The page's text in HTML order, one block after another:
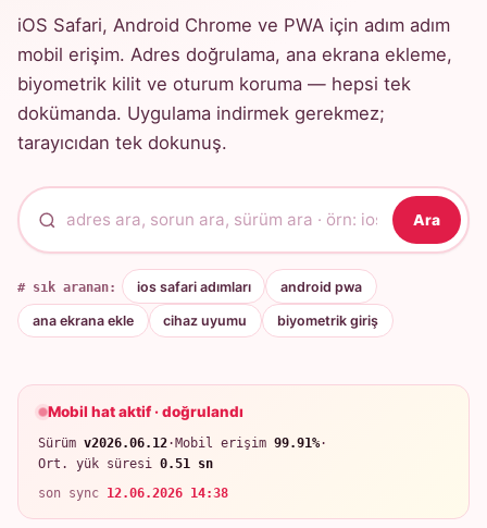
iOS Safari, Android Chrome ve PWA için adım adım
mobil erişim. Adres doğrulama, ana ekrana ekleme,
biyometrik kilit ve oturum koruma — hepsi tek
dokümanda. Uygulama indirmek gerekmez;
tarayıcıdan tek dokunuş.
Ara
# sık aranan: ios safari adımları android pwa
ana ekrana ekle cihaz uyumu biyometrik giriş
Mobil hat aktif · doğrulandı
Sürüm v2026.06.12·Mobil erişim 99.91%·
Ort. yük süresi 0.51 sn
son sync 12.06.2026 14:38